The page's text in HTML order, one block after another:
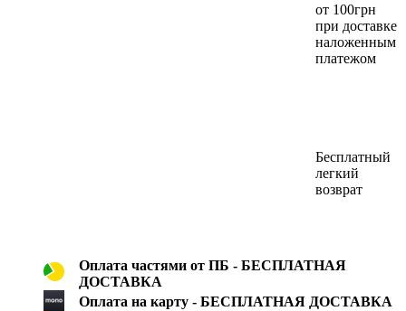
от 100грн
при доставке
наложенным
платежом
Бесплатный
легкий
возврат
Оплата частями от ПБ - БЕСПЛАТНАЯ
ДОСТАВКА
Оплата на карту - БЕСПЛАТНАЯ ДОСТАВКА